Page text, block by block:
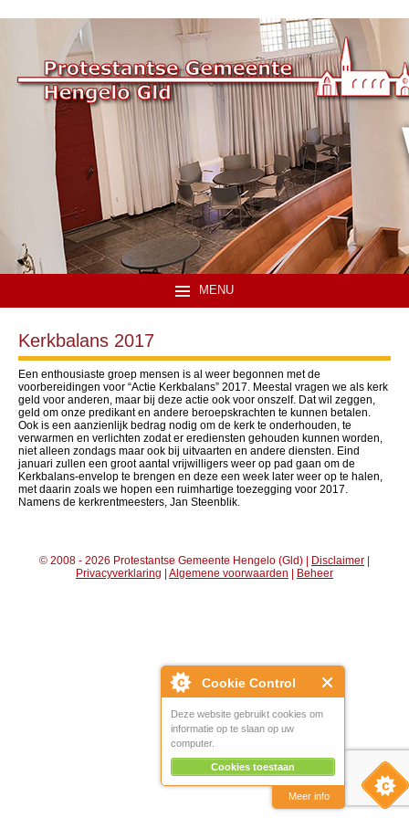
Cookie Control
Deze website gebruikt cookies om
informatie op te slaan op uw
computer.
Cookies toestaan
Meer info
MENU
Kerkbalans 2017
Een enthousiaste groep mensen is al weer begonnen met de
voorbereidingen voor “Actie Kerkbalans” 2017. Meestal vragen we als kerk
geld voor anderen, maar bij deze actie ook voor onszelf. Dat wil zeggen,
geld om onze predikant en andere beroepskrachten te kunnen betalen.
Ook is een aanzienlijk bedrag nodig om de kerk te onderhouden, te
verwarmen en verlichten zodat er erediensten gehouden kunnen worden,
niet alleen zondags maar ook bij uitvaarten en andere diensten. Eind
januari zullen een groot aantal vrijwilligers weer op pad gaan om de
Kerkbalans-envelop te brengen en deze een week later weer op te halen,
met daarin zoals we hopen een ruimhartige toezegging voor 2017.
Namens de kerkrentmeesters, Jan Steenblik.
© 2008 - 2026 Protestantse Gemeente Hengelo (Gld) | Disclaimer |
Privacyverklaring | Algemene voorwaarden | Beheer